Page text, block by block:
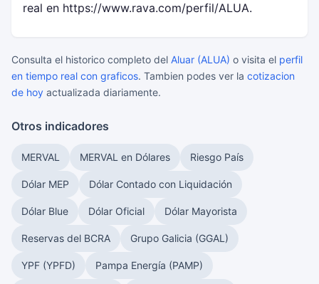
real en https://www.rava.com/perfil/ALUA.
Consulta el historico completo del Aluar (ALUA) o visita el perfil
en tiempo real con graficos. Tambien podes ver la cotizacion
de hoy actualizada diariamente.
Otros indicadores
MERVAL MERVAL en Dólares Riesgo País
Dólar MEP Dólar Contado con Liquidación
Dólar Blue Dólar Oficial Dólar Mayorista
Reservas del BCRA Grupo Galicia (GGAL)
YPF (YPFD) Pampa Energía (PAMP)